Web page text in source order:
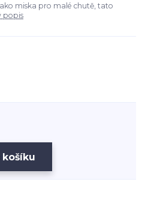
miska pro malé chutě, tato
popis